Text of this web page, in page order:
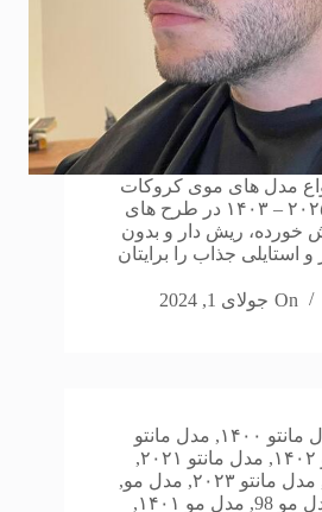
مدل های موی کروکات
مردانه و پسرانه جدید ۲۰۲۵ – ۱۴۰۳ در طرح های
خورده، ریش دار و بدون
جذاب را برایتان
On جولای 1, 2024
۱۴۰۰ , مدل مانتو
, مدل مانتو ۲۰۲۱
,
مدل مانتو ۲۰۲۳ , مدل مو,
مو 98 , مدل مو ۱۴۰۱
,